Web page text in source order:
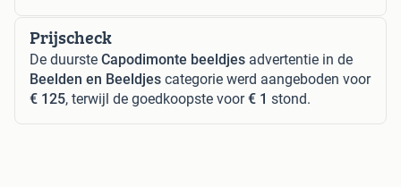
Prijscheck
De duurste Capodimonte beeldjes advertentie in de
Beelden en Beeldjes categorie werd aangeboden voor
€ 125, terwijl de goedkoopste voor€ 1 stond.